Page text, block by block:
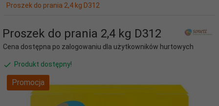
Proszek do prania 2,4 kg D312
Proszek do prania 2,4 kg D312
Cena dostępna po zalogowaniu dla użytkowników hurtowych
Produkt dostępny!
Promocja